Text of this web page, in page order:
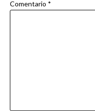
Comentario *